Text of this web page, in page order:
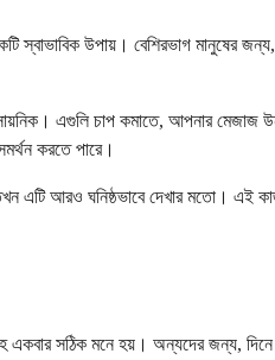
স্বাভাবিক উপায়। বেশিরভাগ মানুষের
এগুলি চাপ কমাতে, আপনার
করতে পারে।
এটি আরও ঘনিষ্ঠভাবে দেখার মতো। এই
সঠিক মনে হয়। অন্যদের জন্য, দিনে